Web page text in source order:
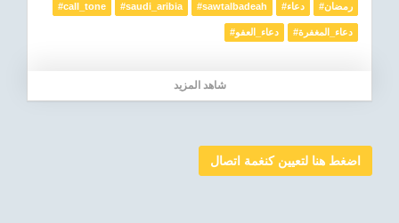
#call_tone #saudi_aribia #sawtalbadeah #دعاء #رمضان
#دعاء_العفو #دعاء_المغفرة
شاهد المزيد
اضغط هنا لتعيين كنغمة اتصال